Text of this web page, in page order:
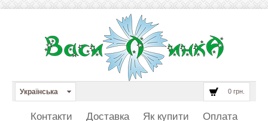
0 грн.
Українська
Контакти Доставка Як купити Оплата